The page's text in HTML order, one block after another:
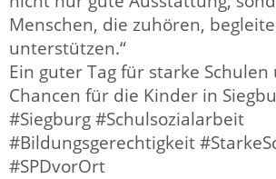
Menschen, die zuhören,
unterstützen.“
Ein guter Tag für starke Schulen
Chancen für die Kinder in
#Siegburg #Schulsozialarbeit
#Bildungsgerechtigkeit
#SPDvorOrt